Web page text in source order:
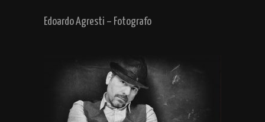
Edoardo Agresti – Fotografo